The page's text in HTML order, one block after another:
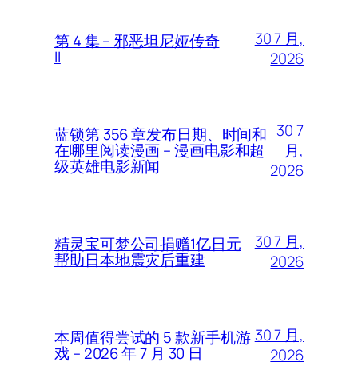
第 4 集 – 邪恶坦尼娅传奇
II
30 7 月,
2026
蓝锁第 356 章发布日期、时间和
在哪里阅读漫画 – 漫画电影和超
级英雄电影新闻
30 7
月,
2026
精灵宝可梦公司捐赠1亿日元
帮助日本地震灾后重建
30 7 月,
2026
本周值得尝试的 5 款新手机游
戏 – 2026 年 7 月 30 日
30 7 月,
2026